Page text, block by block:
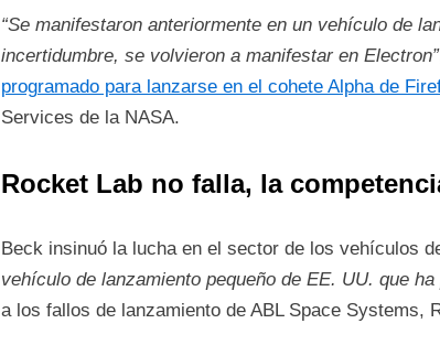
“Se manifestaron anteriormente en un vehículo de
incertidumbre, se volvieron a manifestar en Electron”
programado para lanzarse en el cohete Alpha de
Services de la NASA.
Rocket Lab no falla, la
Beck insinuó la lucha en el sector de los vehículos
vehículo de lanzamiento pequeño de EE. UU. que
a los fallos de lanzamiento de ABL Space Systems,